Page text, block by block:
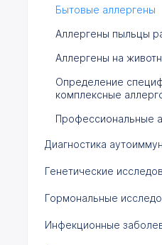
Бытовые аллергены
Аллергены пыльцы
Аллергены на
Определение
комплексные
Профессиональные
Диагностика
Генетические
Гормональные
Инфекционные